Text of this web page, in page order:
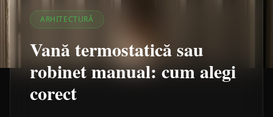
ARHITECTURĂ
Vană termostatică sau
robinet manual: cum alegi
corect